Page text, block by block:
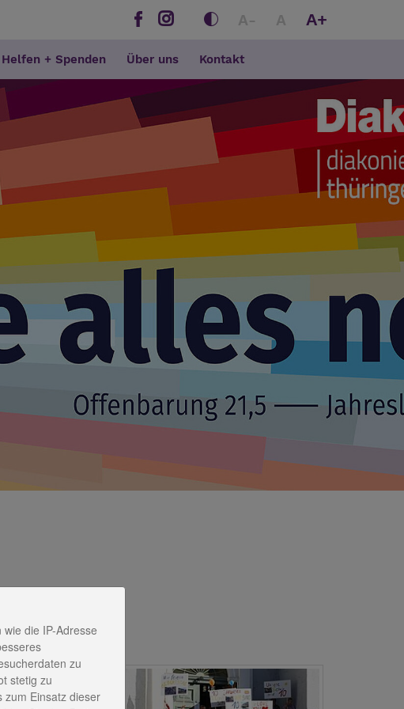
A- A A+
Helfen + Spenden Über uns Kontakt
die IP-Adresse
zu
stetig zu
zum Einsatz dieser